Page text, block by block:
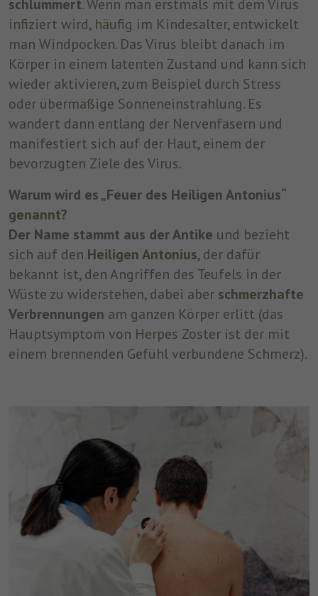
schlummert. Wenn man erstmals mit dem Virus
infiziert wird, häufig im Kindesalter, entwickelt
man Windpocken. Das Virus bleibt danach im
Körper in einem latenten Zustand und kann sich
wieder aktivieren, zum Beispiel durch Stress
oder übermäßige Sonneneinstrahlung. Es
wandert dann entlang der Nervenfasern und
manifestiert sich auf der Haut, einem der
bevorzugten Ziele des Virus.
Warum wird es „Feuer des Heiligen Antonius“
genannt?
Der Name stammt aus der Antike und bezieht
sich auf den Heiligen Antonius, der dafür
bekannt ist, den Angriffen des Teufels in der
Wüste zu widerstehen, dabei aber schmerzhafte
Verbrennungen am ganzen Körper erlitt (das
Hauptsymptom von Herpes Zoster ist der mit
einem brennenden Gefühl verbundene Schmerz).